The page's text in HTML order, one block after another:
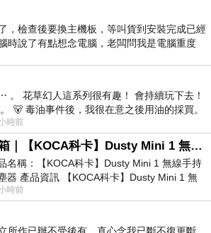
，檢查後要換主機板，等叫貨到安裝完成已經
時說了有點想念電腦，老闆問我是電腦重度
。 花草幻人這系列很有趣！ 會持續玩下去！
🐻 毒油事件後，我很在意之後用油的採買。
購買了我之前就很愛
時前
開箱｜【KOCA科卡】Dusty Mini 1 無線手持吸塵器
名稱：【KOCA科卡】Dusty Mini 1 無線手持
器 產品資訊 【KOCA科卡】Dusty Mini 1 無
持吸塵器評語： 能吸、能吹兼具兩
時前